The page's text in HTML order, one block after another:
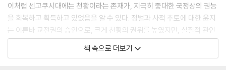
이처럼 센고쿠시대에는 천황이라는 존재가, 지극히 중대한 국정상의 권능
을 회복하고 획득하고 있었음을 알 수 있다. 정벌과 사적 추토에 대한 윤지
는 이른바 교전권의 승인으로, 크게 천황의 권위를 높였지만, 실질적 관인
서임권 등은 권위라기보다는 오히려 권력 일부라고 할 수도 있다. 15세기
이후는 천황의 권위회복 과정으로 볼 수 있으며, 제시한 모식도模式圖에
책 속으로 더보기